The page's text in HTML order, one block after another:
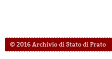
© 2016 Archivio di Stato di Prato